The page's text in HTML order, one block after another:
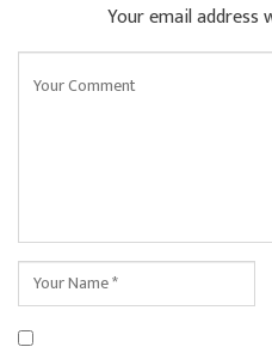
Your email address